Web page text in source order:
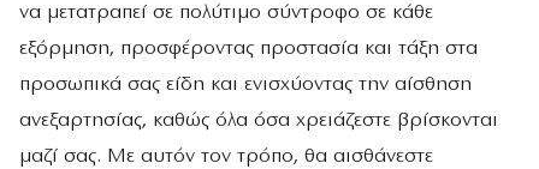
να μετατραπεί σε πολύτιμο σύντροφο σε κάθε
εξόρμηση, προσφέροντας προστασία και τάξη στα
προσωπικά σας είδη και ενισχύοντας την αίσθηση
ανεξαρτησίας, καθώς όλα όσα χρειάζεστε βρίσκονται
μαζί σας. Με αυτόν τον τρόπο, θα αισθάνεστε